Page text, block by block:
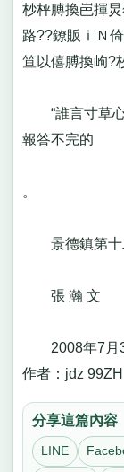
杪枰膊換岜揮
路??鐐販ⅰＮ
笪以僖膊換岣?
“誰言寸草心
報答不完的
。
景德鎮第十
張 瀚 文
2008年7月3
作者：jdz 99ZH
分享這篇內容
LINE